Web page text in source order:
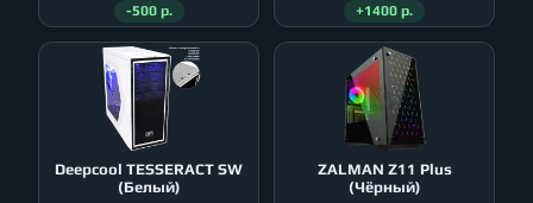
-500 р. +1400 р.
Deepcool TESSERACT SW
(Белый)
ZALMAN Z11 Plus
(Чёрный)